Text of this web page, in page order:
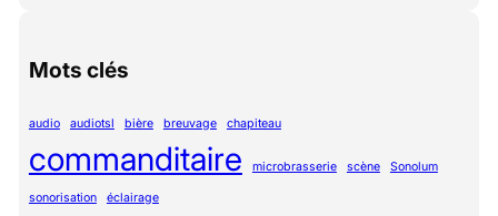
Mots clés
audio audiotsl bière breuvage chapiteau
commanditaire microbrasserie scène Sonolum
sonorisation éclairage